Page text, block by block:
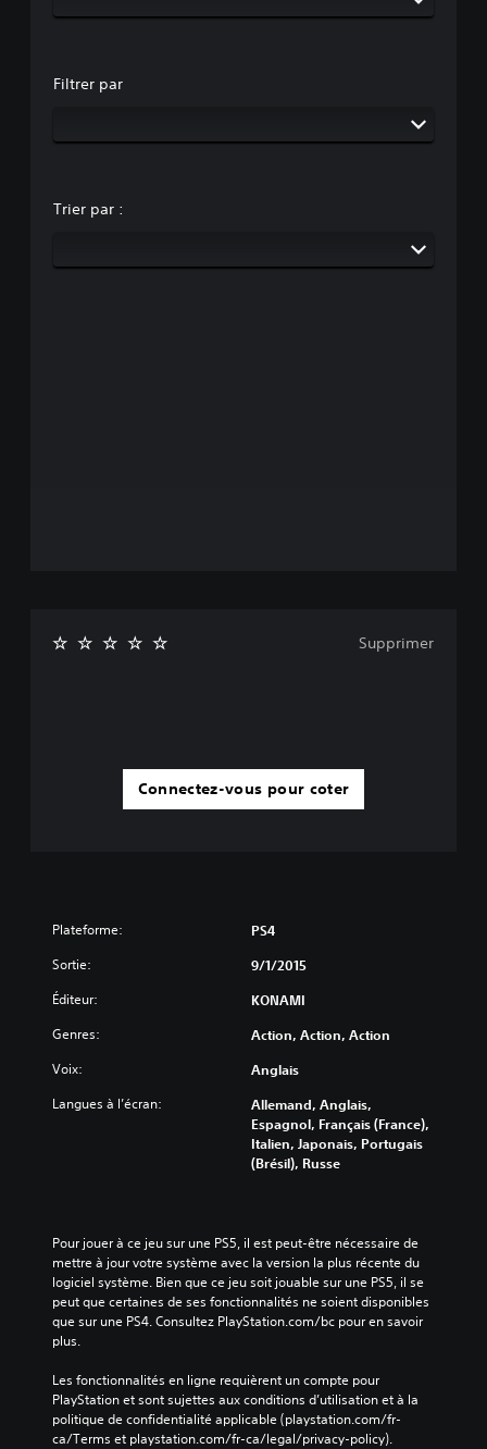
Filtrer par
Trier par :
Connectez-vous pour coter
Supprimer
Plateforme: PS4
Sortie: 9/1/2015
Éditeur: KONAMI
Genres: Action, Action, Action
Voix: Anglais
Langues à l’écran:
Allemand, Anglais,
Espagnol, Français (France),
Italien, Japonais, Portugais
(Brésil), Russe
Pour jouer à ce jeu sur une PS5, il est peut-être nécessaire de
mettre à jour votre système avec la version la plus récente du
logiciel système. Bien que ce jeu soit jouable sur une PS5, il se
peut que certaines de ses fonctionnalités ne soient disponibles
que sur une PS4. Consultez PlayStation.com/bc pour en savoir
plus.
Les fonctionnalités en ligne requièrent un compte pour
PlayStation et sont sujettes aux conditions d’utilisation et à la
politique de confidentialité applicable (playstation.com/fr-
ca/Terms et playstation.com/fr-ca/legal/privacy-policy).